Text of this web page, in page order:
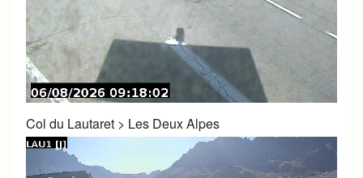
Col du Lautaret > Les Deux Alpes